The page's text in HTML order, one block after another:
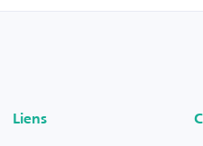
Liens